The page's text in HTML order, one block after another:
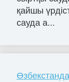
қайшы
сауда а...